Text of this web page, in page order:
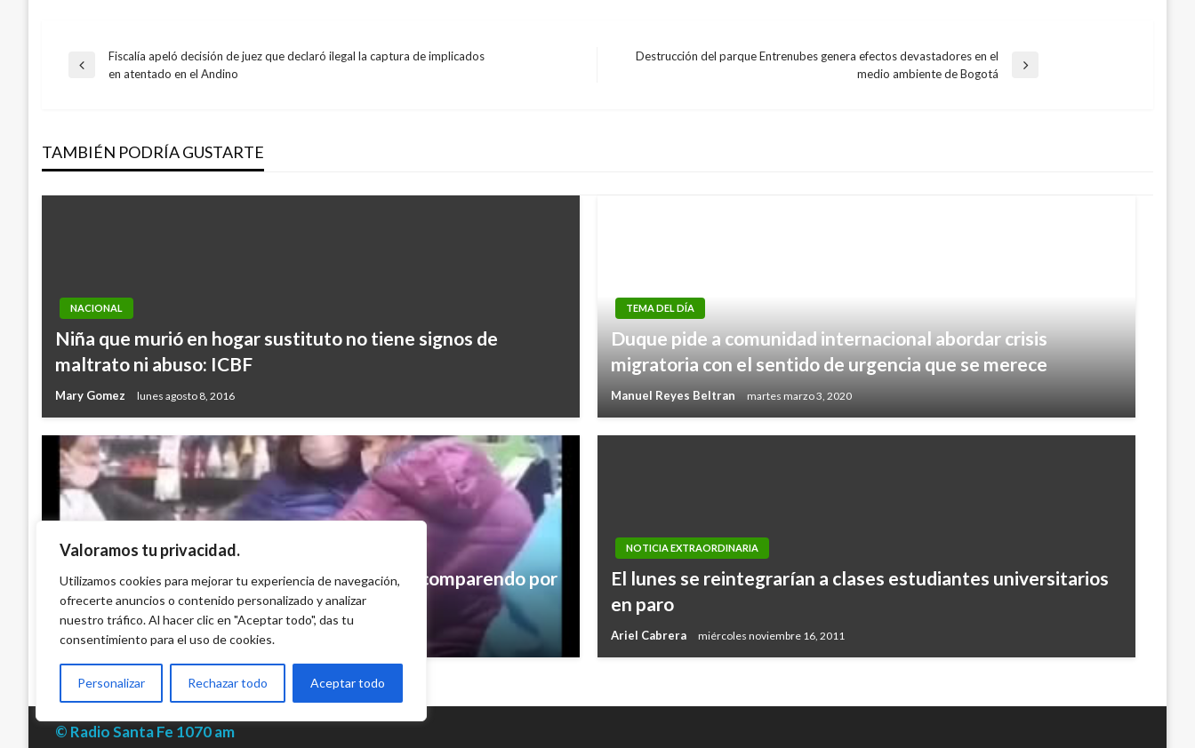
Valoramos tu privacidad.
Utilizamos cookies para mejorar tu experiencia de navegación,
ofrecerte anuncios o contenido personalizado y analizar
nuestro tráfico. Al hacer clic en "Aceptar todo", das tu
consentimiento para el uso de cookies.
Personalizar Rechazar todo Aceptar todo
Navegación
entradas
Entrada
Fiscalía apeló decisión de juez que declaró ilegal la captura de implicados
en atentado en el Andino
Destrucción del parque Entrenubes genera efectos devastadores en el
medio ambiente de Bogotá
TAMBIÉN PODRÍA GUSTARTE
NACIONAL
Niña que murió en hogar sustituto no tiene signos de
maltrato ni abuso: ICBF
Mary Gomez lunes agosto 8, 2016
TEMA DEL DÍA
Duque pide a comunidad internacional abordar crisis
migratoria con el sentido de urgencia que se merece
Manuel Reyes Beltran martes marzo 3, 2020
BOGOTÁ
Senadora Angélica Lozano se hizo poner un comparendo por
haber violado cuarentena con Claudia López
Ariel Cabrera lunes abril 27, 2020
NOTICIA EXTRAORDINARIA
El lunes se reintegrarían a clases estudiantes universitarios
en paro
Ariel Cabrera miércoles noviembre 16, 2011
© Radio Santa Fe 1070 am